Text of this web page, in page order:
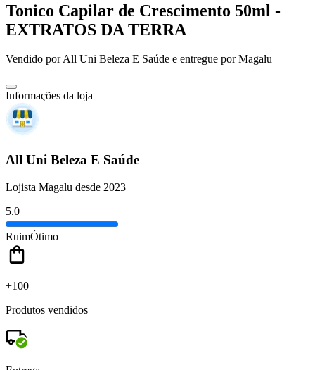
Tonico Capilar de Crescimento 50ml -
EXTRATOS DA TERRA
Vendido porAll Uni Beleza E Saúde e entregue por Magalu
Informações da loja
All Uni Beleza E Saúde
Lojista Magalu desde 2023
5.0
RuimÓtimo
+100
Produtos vendidos